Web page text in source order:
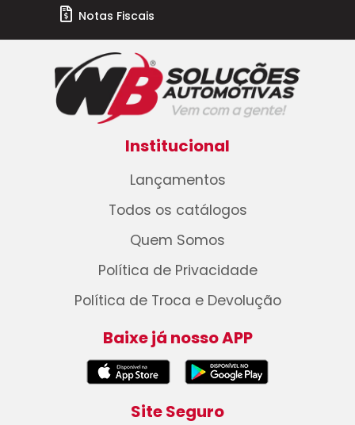
Notas Fiscais
Institucional
Lançamentos
Todos os catálogos
Quem Somos
Política de Privacidade
Política de Troca e Devolução
Baixe já nosso APP
Site Seguro